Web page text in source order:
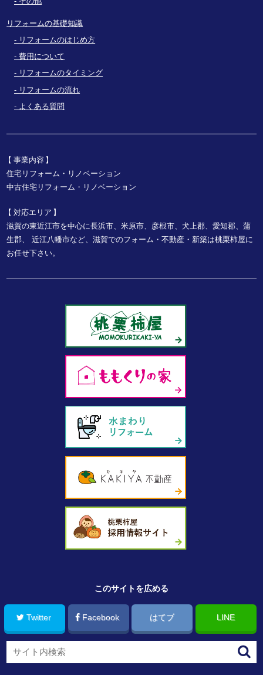
リフォームの基礎知識
リフォームのはじめ方
費用について
リフォームのタイミング
リフォームの流れ
よくある質問
事業内容
住宅リフォーム・リノベーション
中古住宅リフォーム・リノベーション
対応エリア
滋賀の東近江市を中心に長浜市、米原市、彦根市、犬上郡、愛知郡、蒲
生郡、
近江八幡市など、滋賀でのフォーム・不動産・新築は桃栗柿屋に
お任せ下さい。
このサイトを広める
Twitter Facebook はてブ LINE